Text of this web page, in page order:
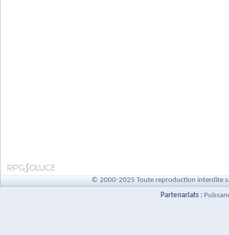
© 2000-2025 Toute reproduction interdite
Partenariats :